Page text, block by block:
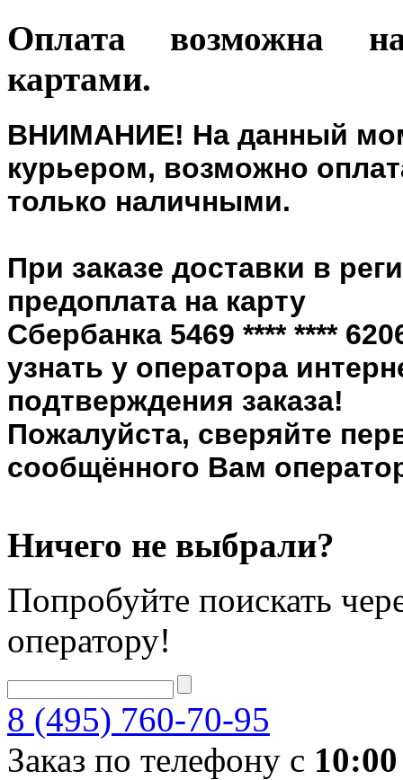
Оплата возможна
картами.
ВНИМАНИЕ! На данный
курьером, возможно
только наличными.
При заказе доставки в
предоплата на карту
Сбербанка 5469 **** ****
узнать у оператора
подтверждения заказа!
Пожалуйста, сверяйте
сообщённого Вам
Ничего не выбрали?
Попробуйте поискать
оператору!
8 (495) 760-70-95
Заказ по телефону с 10:00